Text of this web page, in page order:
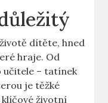
dítěte, hned
⁢hraje. Od
učitele‌ – tatínek
je těžké
životní